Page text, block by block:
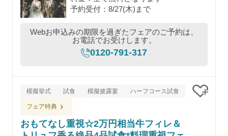
予約受付：8/27(木)まで
Webお申込みの期限を過ぎたフェアのご予約は、
お電話でお受けします。
0120-791-317
模擬挙式 試食 模擬披露宴 ハーフコース試食
フェア特典
おもてなし重視☆2万円相当牛フィレ＆